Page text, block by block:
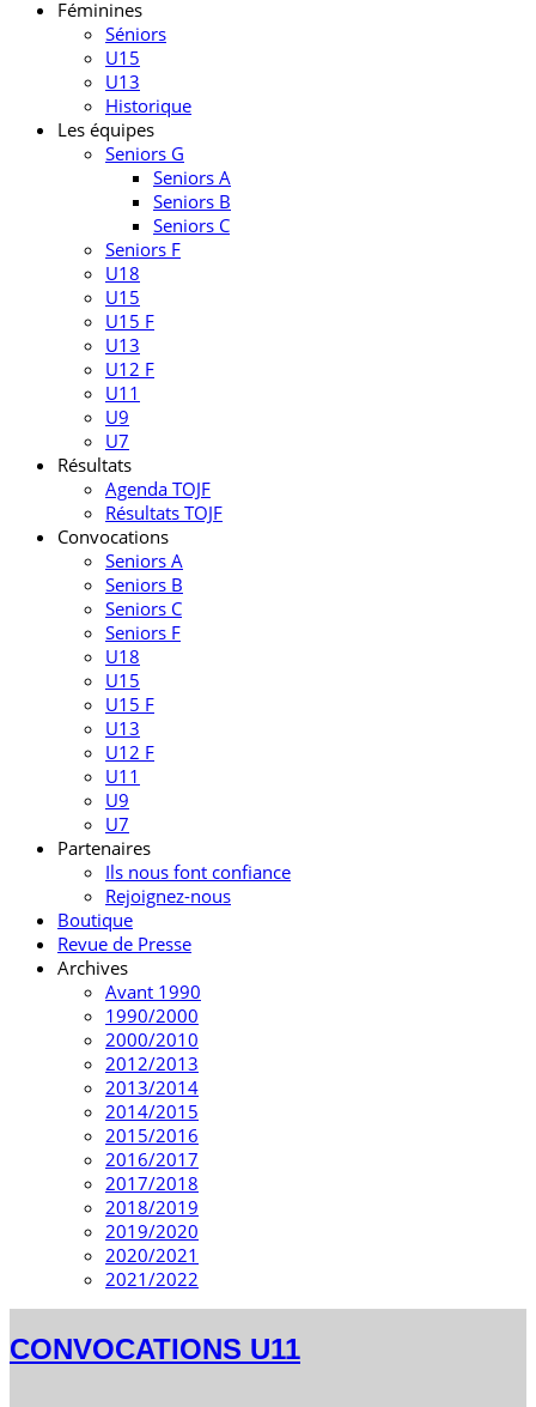
Féminines
Séniors
U15
U13
Historique
Les équipes
Seniors G
Seniors A
Seniors B
Seniors C
Seniors F
U18
U15
U15 F
U13
U12 F
U11
U9
U7
Résultats
Agenda TOJF
Résultats TOJF
Convocations
Seniors A
Seniors B
Seniors C
Seniors F
U18
U15
U15 F
U13
U12 F
U11
U9
U7
Partenaires
Ils nous font confiance
Rejoignez-nous
Boutique
Revue de Presse
Archives
Avant 1990
1990/2000
2000/2010
2012/2013
2013/2014
2014/2015
2015/2016
2016/2017
2017/2018
2018/2019
2019/2020
2020/2021
2021/2022
CONVOCATIONS U11